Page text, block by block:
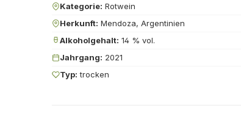
Kategorie: Rotwein
Herkunft: Mendoza, Argentinien
Alkoholgehalt: 14 % vol.
Jahrgang: 2021
Typ: trocken